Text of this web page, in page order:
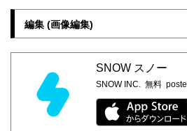
編集 (画像編集)
SNOW スノー
SNOW INC. 無料